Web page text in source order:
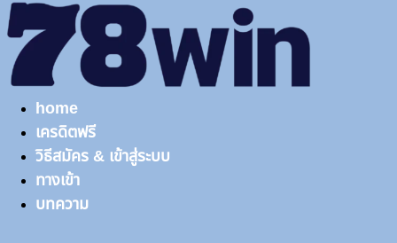
Skip
to
content
home
เครดิตฟรี
วิธีสมัคร & เข้าสู่ระบบ
ทางเข้า
บทความ